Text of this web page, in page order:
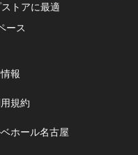
トアに最適
ース
報
規約
ホール名古屋